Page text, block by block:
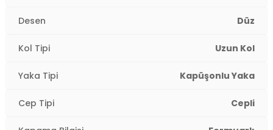
Materyal:
Yaka Tipi:
Kapama Şekli:
Kol Tipi:Uzun Kol
Cep Tipi: Cepli
Desen Düz
Kol Tipi Uzun Kol
Yaka Tipi Kapüşonlu Yaka
Cep Tipi Cepli